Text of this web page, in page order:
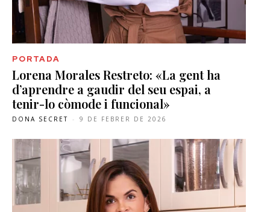
PORTADA
Lorena Morales Restreto: «La gent ha
d’aprendre a gaudir del seu espai, a
tenir-lo còmode i funcional»
DONA SECRET - 9 DE FEBRER DE 2026